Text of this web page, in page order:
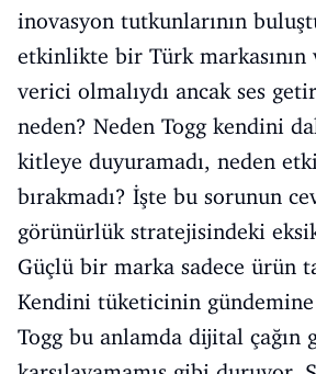
inovasyon tutkunlarının
etkinlikte bir Türk markasının
verici olmalıydı ancak ses
neden? Neden Togg kendini
kitleye duyuramadı, neden
bırakmadı? İşte bu sorunun
görünürlük stratejisindeki
Güçlü bir marka sadece ürün
Kendini tüketicinin
Togg bu anlamda dijital